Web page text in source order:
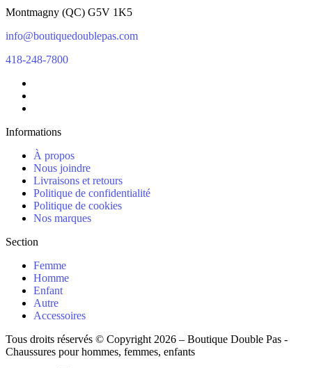
Montmagny (QC) G5V 1K5
info@boutiquedoublepas.com
418-248-7800
Informations
À propos
Nous joindre
Livraisons et retours
Politique de confidentialité
Politique de cookies
Nos marques
Section
Femme
Homme
Enfant
Autre
Accessoires
Tous droits réservés © Copyright 2026 – Boutique Double Pas -
Chaussures pour hommes, femmes, enfants